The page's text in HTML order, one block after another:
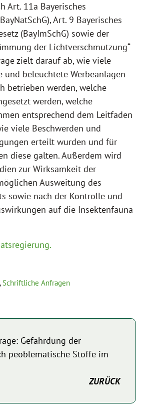
Art. 11a Bayerisches
Art. 9 Bayerisches
(BayImSchG) sowie der
der Lichtverschmutzung“
zielt darauf ab, wie viele
und beleuchtete Werbeanlagen
betrieben werden, welche
werden, welche
entsprechend dem Leitfaden
viele Beschwerden und
erteilt wurden und für
diese galten. Außerdem wird
zur Wirksamkeit der
Ausweitung des
sowie nach der Kontrolle und
auf die Insektenfauna
,Schriftliche Anfragen
Gefährdung der
peoblematische Stoffe im
ZURÜCK